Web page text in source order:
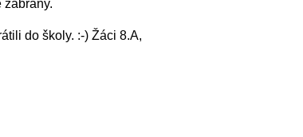
do školy. :-) Žáci 8.A,